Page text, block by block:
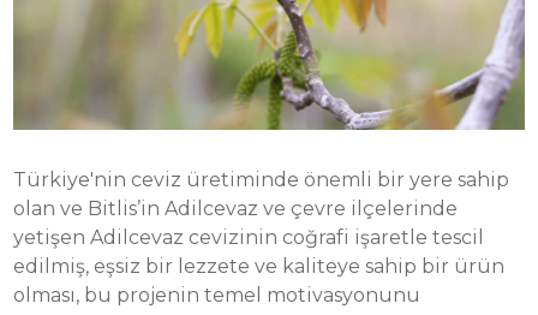
Türkiye'nin ceviz üretiminde önemli bir yere sahip
olan ve Bitlis’in Adilcevaz ve çevre ilçelerinde
yetişen Adilcevaz cevizinin coğrafi işaretle tescil
edilmiş, eşsiz bir lezzete ve kaliteye sahip bir ürün
olması, bu projenin temel motivasyonunu